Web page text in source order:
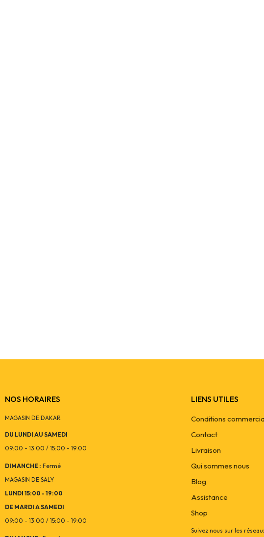
NOS HORAIRES
MAGASIN DE DAKAR
DU LUNDI AU SAMEDI
09:00 - 13:00 / 15:00 - 19:00
DIMANCHE : Fermé
MAGASIN DE SALY
LUNDI 15:00 - 19:00
DE MARDI A SAMEDI
09:00 - 13:00 / 15:00 - 19:00
LIENS UTILES
Conditions
Contact
Livraison
Qui sommes nous
Blog
Assistance
Shop
Suivez nous sur les